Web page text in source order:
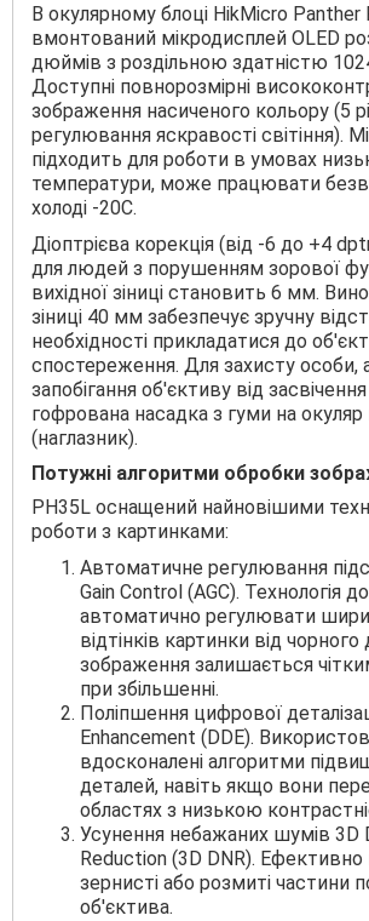
В окулярному блоці HikMicro
вмонтований мікродисплей OLED
дюймів з роздільною здатністю
Доступні повнорозмірні
зображення насиченого кольору (5
регулювання яскравості світіння).
підходить для роботи в умовах
температури, може працювати
холоді -20С.
Діоптрієва корекція (від -6 до +4
для людей з порушенням зорової
вихідної зіниці становить 6 мм.
зіниці 40 мм забезпечує зручну
необхідності прикладатися до
спостереження. Для захисту особи,
запобігання об'єктиву від
гофрована насадка з гуми на
(наглазник).
Потужні алгоритми обробки
PH35L оснащений найновішими
роботи з картинками:
Автоматичне регулювання
Gain Control (AGC). Технологія
автоматично регулювати
відтінків картинки від чорного
зображення залишається
при збільшенні.
Поліпшення цифрової
Enhancement (DDE).
вдосконалені алгоритми
деталей, навіть якщо вони
областях з низькою
Усунення небажаних шумів 3D
Reduction (3D DNR). Ефективно
зернисті або розмиті частини
об'єктива.